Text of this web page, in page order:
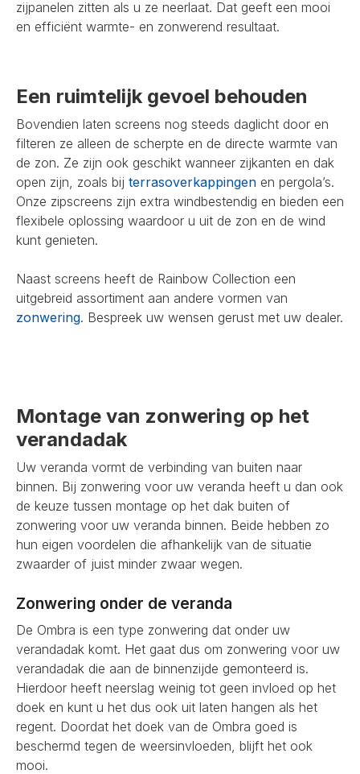
zijpanelen zitten als u ze neerlaat. Dat geeft een mooi
en efficiënt warmte- en zonwerend resultaat.
Een ruimtelijk gevoel behouden
Bovendien laten screens nog steeds daglicht door en
filteren ze alleen de scherpte en de directe warmte van
de zon. Ze zijn ook geschikt wanneer zijkanten en dak
open zijn, zoals bij terrasoverkappingen en pergola’s.
Onze zipscreens zijn extra windbestendig en bieden een
flexibele oplossing waardoor u uit de zon en de wind
kunt genieten.
Naast screens heeft de Rainbow Collection een
uitgebreid assortiment aan andere vormen van
zonwering. Bespreek uw wensen gerust met uw dealer.
Montage van zonwering op het
verandadak
Uw veranda vormt de verbinding van buiten naar
binnen. Bij zonwering voor uw veranda heeft u dan ook
de keuze tussen montage op het dak buiten of
zonwering voor uw veranda binnen. Beide hebben zo
hun eigen voordelen die afhankelijk van de situatie
zwaarder of juist minder zwaar wegen.
Zonwering onder de veranda
De Ombra is een type zonwering dat onder uw
verandadak komt. Het gaat dus om zonwering voor uw
verandadak die aan de binnenzijde gemonteerd is.
Hierdoor heeft neerslag weinig tot geen invloed op het
doek en kunt u het dus ook uit laten hangen als het
regent. Doordat het doek van de Ombra goed is
beschermd tegen de weersinvloeden, blijft het ook
mooi.